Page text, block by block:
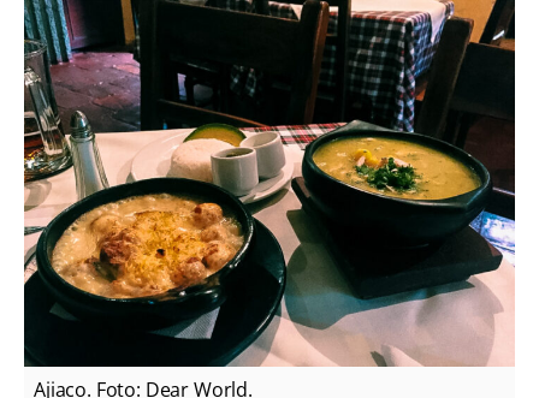
Ajiaco. Foto: Dear World.